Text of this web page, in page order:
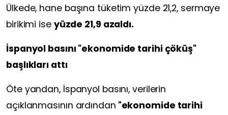
Ülkede, hane başına tüketim yüzde 21,2, sermaye
birikimi ise yüzde 21,9 azaldı.
İspanyol basını "ekonomide tarihi çöküş"
başlıkları attı
Öte yandan, İspanyol basını, verilerin
açıklanmasının ardından "ekonomide tarihi